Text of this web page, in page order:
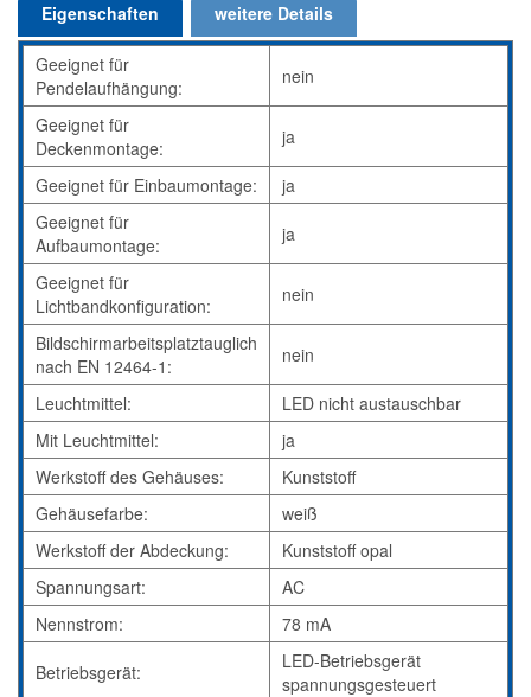
Eigenschaften weitere Details
Geeignet für
Pendelaufhängung:
nein
Geeignet für
Deckenmontage:
ja
Geeignet für Einbaumontage:
ja
Geeignet für
Aufbaumontage:
ja
Geeignet für
Lichtbandkonfiguration:
nein
Bildschirmarbeitsplatztauglich
nach EN 12464-1:
nein
Leuchtmittel:
LED nicht austauschbar
Mit Leuchtmittel:
ja
Werkstoff des Gehäuses:
Kunststoff
Gehäusefarbe:
weiß
Werkstoff der Abdeckung:
Kunststoff opal
Spannungsart:
AC
Nennstrom:
78 mA
Betriebsgerät:
LED-Betriebsgerät
spannungsgesteuert